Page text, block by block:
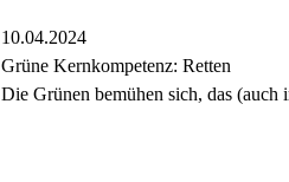
10.04.2024
Grüne Kernkompetenz: Retten
Die Grünen bemühen sich, das